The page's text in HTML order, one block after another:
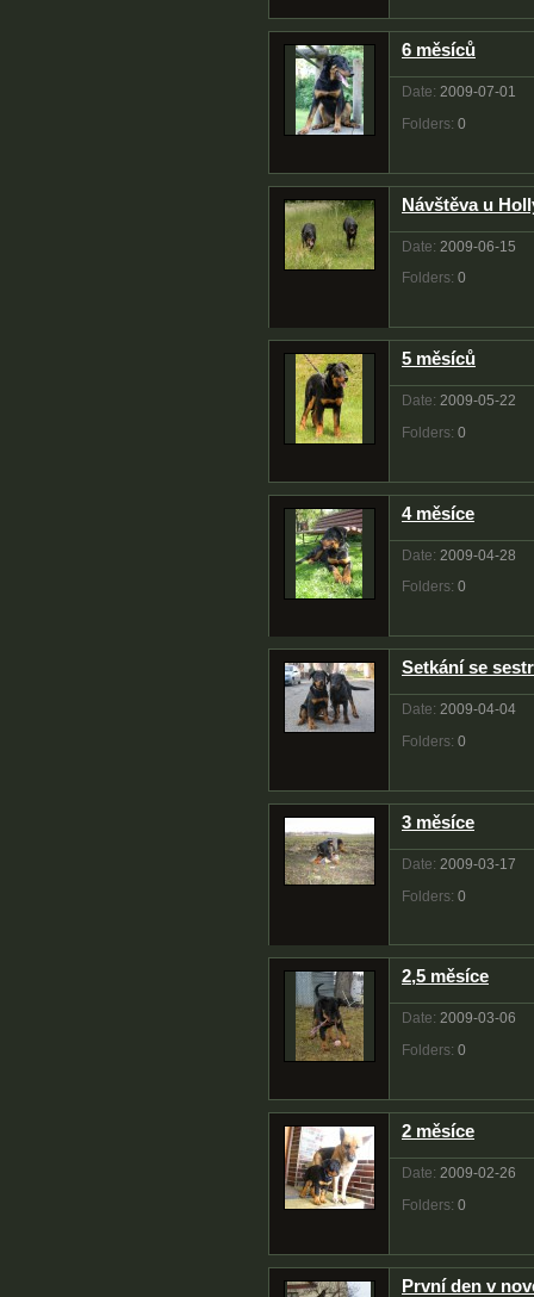
6 měsíců
Date: 2009-07-01
Folders: 0
Návštěva u
Date: 2009-06-15
Folders: 0
5 měsíců
Date: 2009-05-22
Folders: 0
4 měsíce
Date: 2009-04-28
Folders: 0
Setkání se
Date: 2009-04-04
Folders: 0
3 měsíce
Date: 2009-03-17
Folders: 0
2,5 měsíce
Date: 2009-03-06
Folders: 0
2 měsíce
Date: 2009-02-26
Folders: 0
První den v